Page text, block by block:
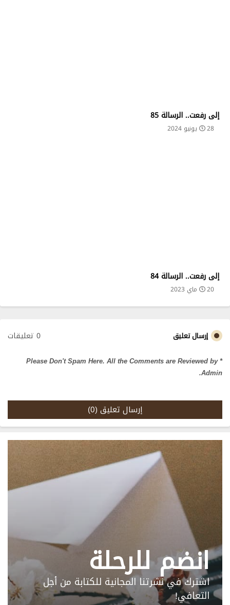
إلى رفعت.. الرسالة 85
28 يونيو 2024
إلى رفعت.. الرسالة 84
20 ماي 2023
إرسال تعليق 0 تعليقات
* Please Don't Spam Here. All the Comments are Reviewed by
Admin.
إرسال تعليق (0)
انضم للرحلة
اشترك في نشرتنا المجانية للكتابة من أجل
التعافي!